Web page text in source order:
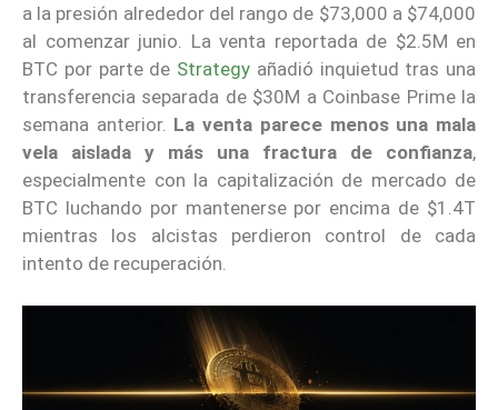
a la presión alrededor del rango de $73,000 a $74,000
al comenzar junio. La venta reportada de $2.5M en
BTC por parte de Strategy añadió inquietud tras una
transferencia separada de $30M a Coinbase Prime la
semana anterior. La venta parece menos una mala
vela aislada y más una fractura de confianza,
especialmente con la capitalización de mercado de
BTC luchando por mantenerse por encima de $1.4T
mientras los alcistas perdieron control de cada
intento de recuperación.